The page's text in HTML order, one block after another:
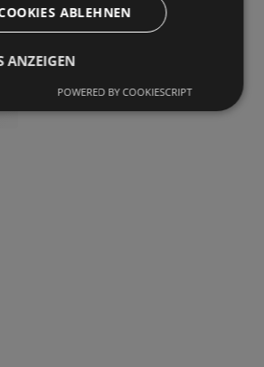
ABLEHNEN
ANZEIGEN
POWERED BY COOKIESCRIPT